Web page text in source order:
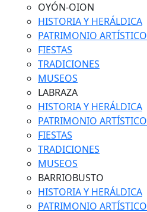
OYÓN-OION
HISTORIA Y HERÁLDICA
PATRIMONIO ARTÍSTICO
FIESTAS
TRADICIONES
MUSEOS
LABRAZA
HISTORIA Y HERÁLDICA
PATRIMONIO ARTÍSTICO
FIESTAS
TRADICIONES
MUSEOS
BARRIOBUSTO
HISTORIA Y HERÁLDICA
PATRIMONIO ARTÍSTICO